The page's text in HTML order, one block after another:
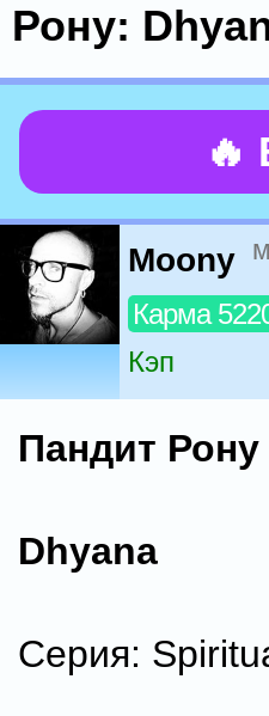
Рону:
🔥
Moony м
Карма
Кэп
Пандит
Dhyana
Серия: